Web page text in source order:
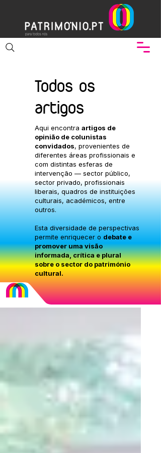
Todos os
artigos
Aqui encontra artigos de
opinião de colunistas
convidados, provenientes de
diferentes áreas profissionais e
com distintas esferas de
intervenção — sector público,
sector privado, profissionais
liberais, quadros de instituições
culturais, académicos, entre
outros.
Esta diversidade de perspectivas
permite enriquecer o debate e
promover uma visão
informada, crítica e plural
sobre o sector do património
cultural.